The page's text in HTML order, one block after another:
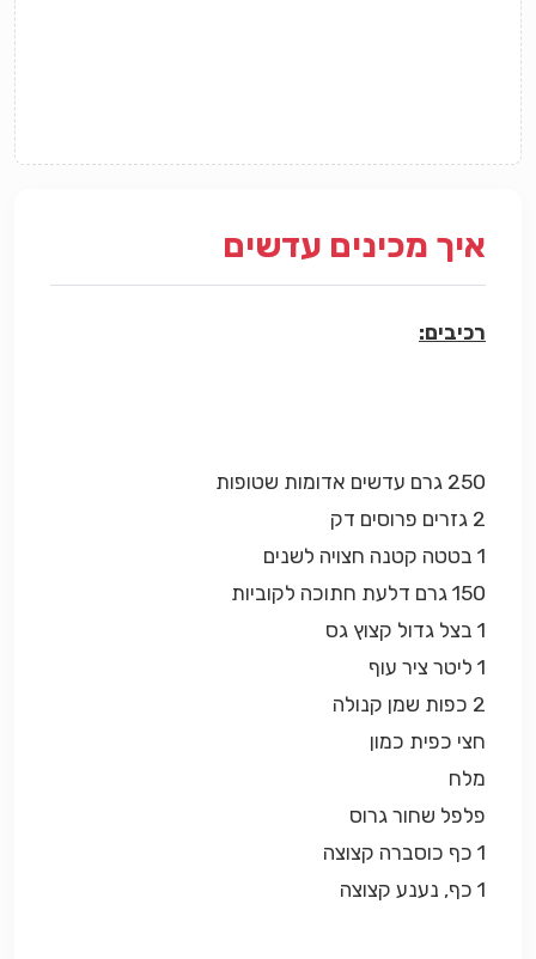
איך מכינים עדשים
רכיבים:
250 גרם עדשים אדומות שטופות
2 גזרים פרוסים דק
1 בטטה קטנה חצויה לשנים
150 גרם דלעת חתוכה לקוביות
1 בצל גדול קצוץ גס
1 ליטר ציר עוף
2 כפות שמן קנולה
חצי כפית כמון
מלח
פלפל שחור גרוס
1 כף כוסברה קצוצה
1 כף, נענע קצוצה